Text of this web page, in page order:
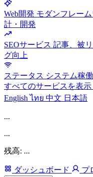
Web開発 モダンフレー
計・開発
SEOサービス 記事、被
グ向上
ステータス システム稼
すべてのサービスを表
Englishไทย 中文 日本語
...
...
残高: ...
ダッシュボード プ